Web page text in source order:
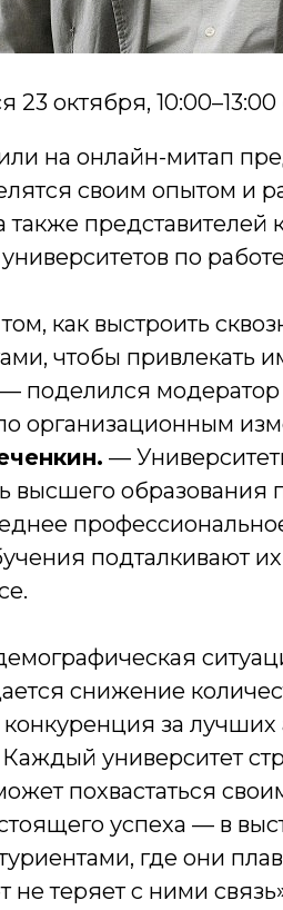
23 октября,
на онлайн-митап
своим опытом и
также
по
как выстроить
чтобы привлекать
поделился
организационным
—
высшего образования
подталкивают
снижение
конкуренция за
Каждый университет
похвастаться
успеха — в
где они
не теряет с ними